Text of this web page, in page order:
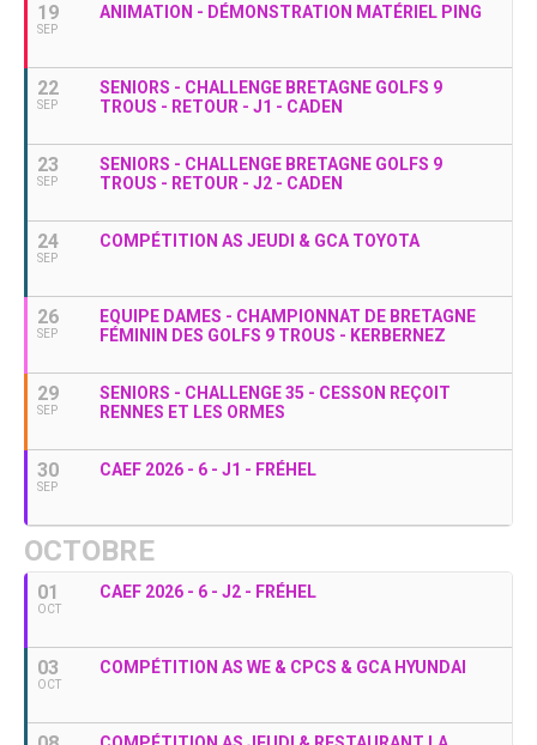
19
SEP
ANIMATION - DÉMONSTRATION MATÉRIEL PING
22
SEP
SENIORS - CHALLENGE BRETAGNE GOLFS 9
TROUS - RETOUR - J1 - CADEN
23
SEP
SENIORS - CHALLENGE BRETAGNE GOLFS 9
TROUS - RETOUR - J2 - CADEN
24
SEP
COMPÉTITION AS JEUDI & GCA TOYOTA
26
SEP
EQUIPE DAMES - CHAMPIONNAT DE BRETAGNE
FÉMININ DES GOLFS 9 TROUS - KERBERNEZ
29
SEP
SENIORS - CHALLENGE 35 - CESSON REÇOIT
RENNES ET LES ORMES
30
SEP
CAEF 2026 - 6 - J1 - FRÉHEL
OCTOBRE
01
OCT
CAEF 2026 - 6 - J2 - FRÉHEL
03
OCT
COMPÉTITION AS WE & CPCS & GCA HYUNDAI